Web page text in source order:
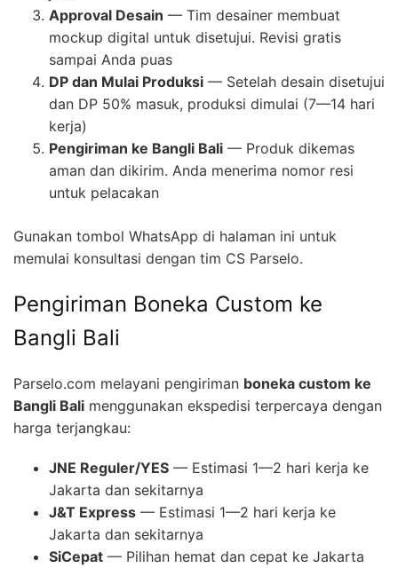
Approval Desain — Tim desainer membuat
mockup digital untuk disetujui. Revisi gratis
sampai Anda puas
DP dan Mulai Produksi — Setelah desain disetujui
dan DP 50% masuk, produksi dimulai (7—14 hari
kerja)
Pengiriman ke Bangli Bali — Produk dikemas
aman dan dikirim. Anda menerima nomor resi
untuk pelacakan
Gunakan tombol WhatsApp di halaman ini untuk
memulai konsultasi dengan tim CS Parselo.
Pengiriman Boneka Custom ke
Bangli Bali
Parselo.com melayani pengiriman boneka custom ke
Bangli Bali menggunakan ekspedisi terpercaya dengan
harga terjangkau:
JNE Reguler/YES — Estimasi 1—2 hari kerja ke
Jakarta dan sekitarnya
J&T Express — Estimasi 1—2 hari kerja ke
Jakarta dan sekitarnya
SiCepat — Pilihan hemat dan cepat ke Jakarta